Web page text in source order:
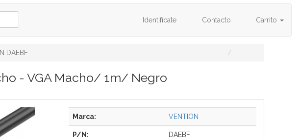
Identifícate Contacto Carrito
DAEBF
- VGA Macho/ 1m/ Negro
Marca: VENTION
P/N: DAEBF